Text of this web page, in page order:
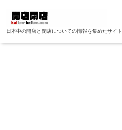
日本中の開店と閉店についての情報を集めたサイト